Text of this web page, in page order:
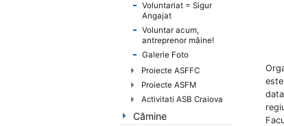
Voluntariat = Sigur
Angajat
Voluntar acum,
antreprenor mâine!
Galerie Foto
Proiecte ASFFC
Proiecte ASFM
Activitati ASB Craiova
Cămine